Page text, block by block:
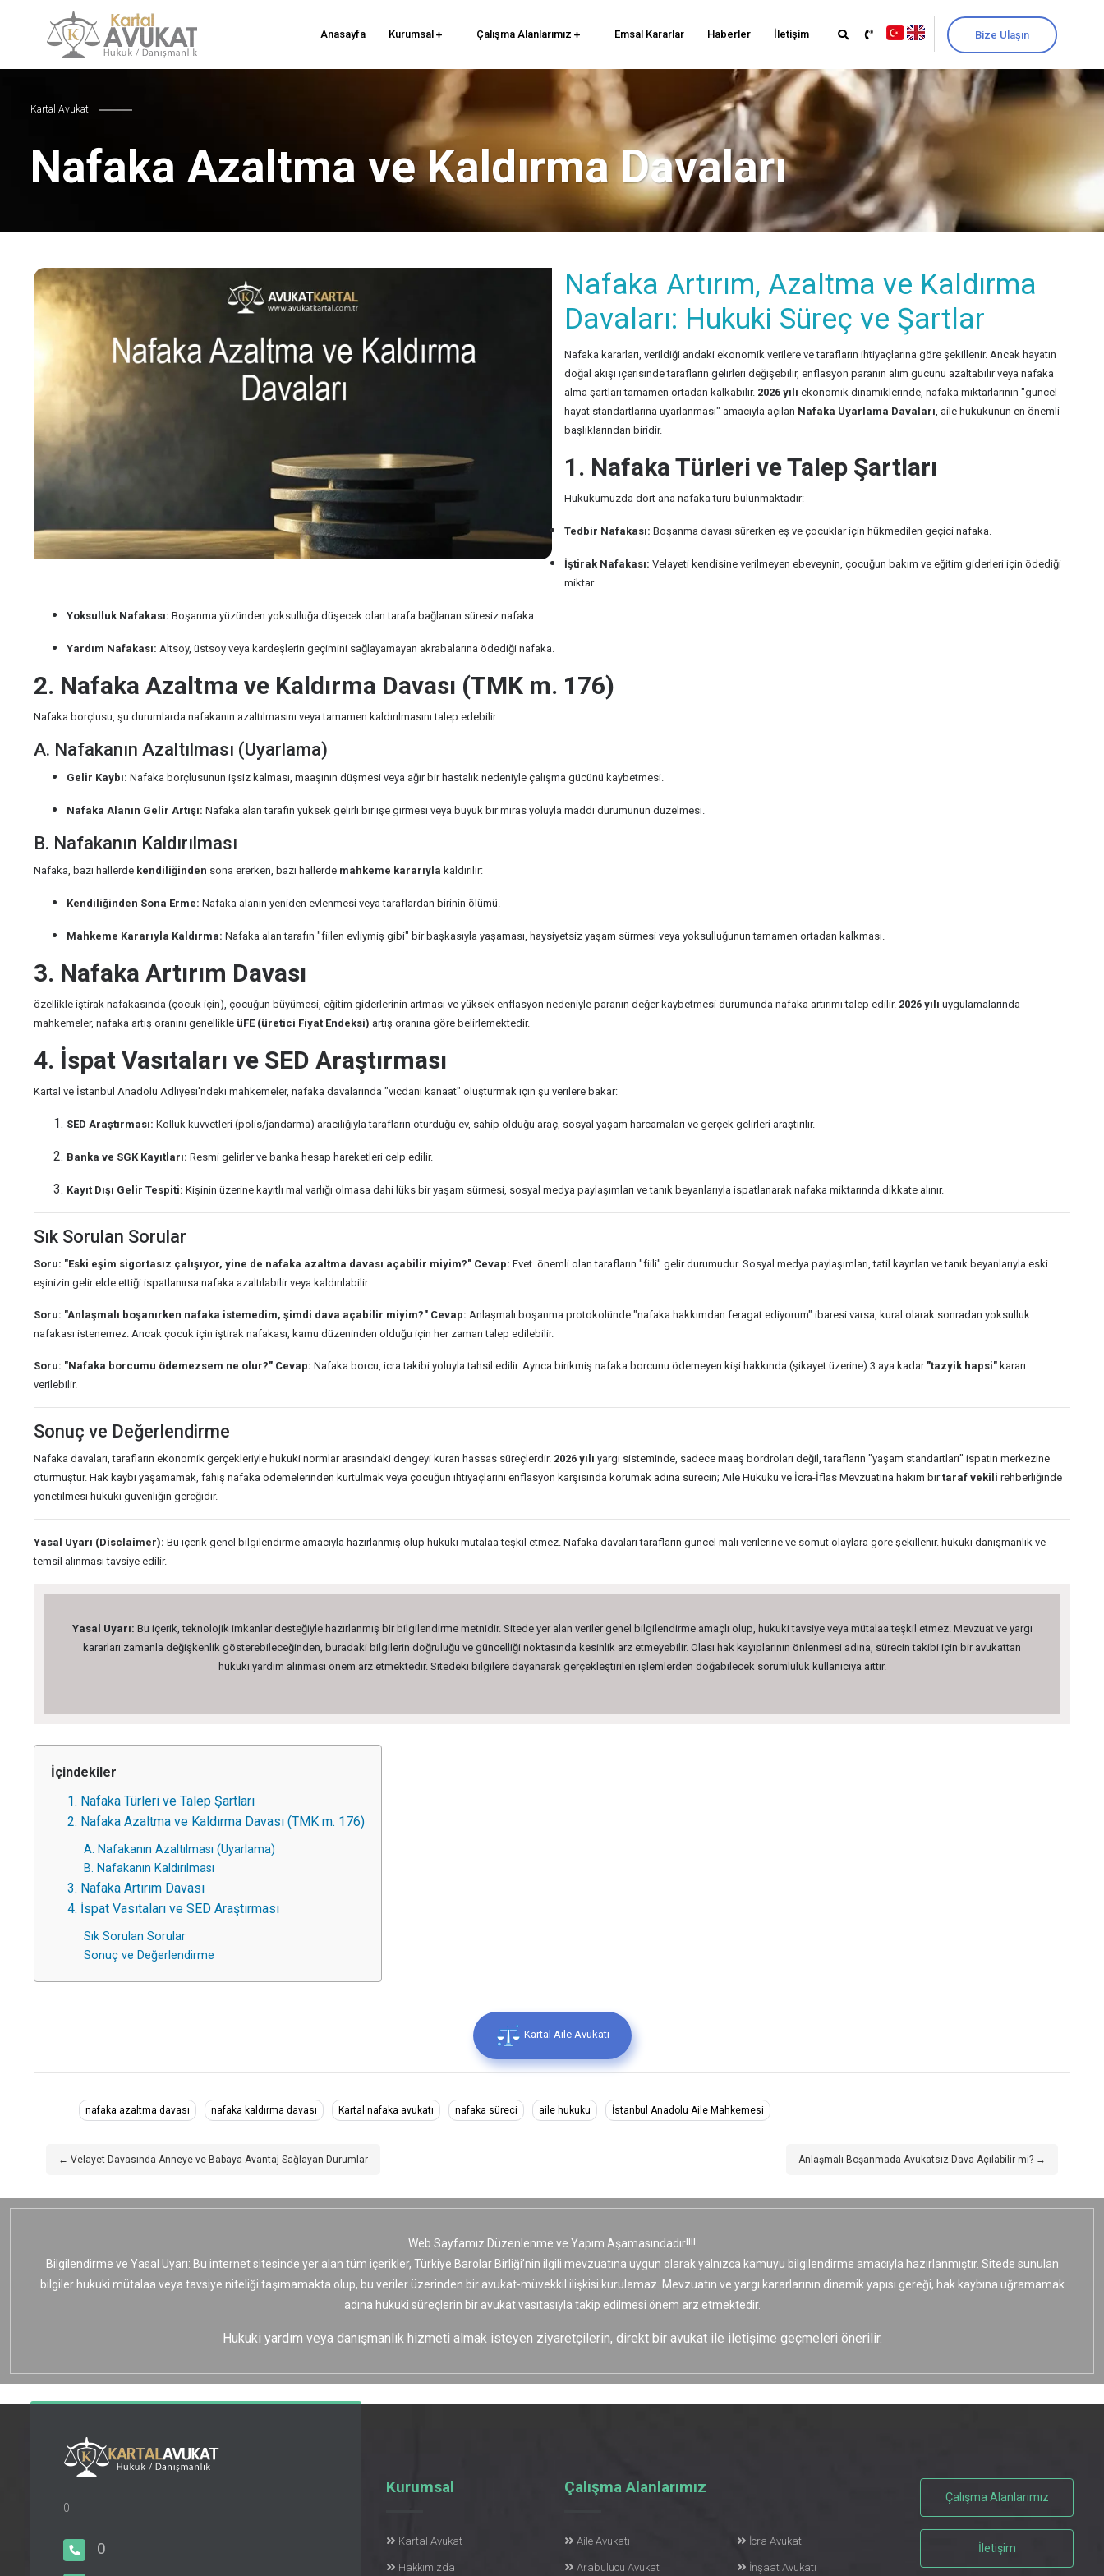
Anasayfa Kurumsal Çalışma Alanlarımız Emsal Kararlar Haberler İletişim Bize Ulaşın
Kartal Avukat
Nafaka Azaltma ve Kaldırma Davaları
Nafaka Artırım, Azaltma ve Kaldırma
Davaları: Hukuki Süreç ve Şartlar
Nafaka kararları, verildiği andaki ekonomik verilere ve tarafların ihtiyaçlarına göre şekillenir. Ancak hayatın
doğal akışı içerisinde tarafların gelirleri değişebilir, enflasyon paranın alım gücünü azaltabilir veya nafaka
alma şartları tamamen ortadan kalkabilir. 2026 yılı ekonomik dinamiklerinde, nafaka miktarlarının "güncel
hayat standartlarına uyarlanması" amacıyla açılan Nafaka Uyarlama Davaları, aile hukukunun en önemli
başlıklarından biridir.
1. Nafaka Türleri ve Talep Şartları
Hukukumuzda dört ana nafaka türü bulunmaktadır:
Tedbir Nafakası: Boşanma davası sürerken eş ve çocuklar için hükmedilen geçici nafaka.
İştirak Nafakası: Velayeti kendisine verilmeyen ebeveynin, çocuğun bakım ve eğitim giderleri için ödediği
miktar.
Yoksulluk Nafakası: Boşanma yüzünden yoksulluğa düşecek olan tarafa bağlanan süresiz nafaka.
Yardım Nafakası: Altsoy, üstsoy veya kardeşlerin geçimini sağlayamayan akrabalarına ödediği nafaka.
2. Nafaka Azaltma ve Kaldırma Davası (TMK m. 176)
Nafaka borçlusu, şu durumlarda nafakanın azaltılmasını veya tamamen kaldırılmasını talep edebilir:
A. Nafakanın Azaltılması (Uyarlama)
Gelir Kaybı: Nafaka borçlusunun işsiz kalması, maaşının düşmesi veya ağır bir hastalık nedeniyle çalışma gücünü kaybetmesi.
Nafaka Alanın Gelir Artışı: Nafaka alan tarafın yüksek gelirli bir işe girmesi veya büyük bir miras yoluyla maddi durumunun düzelmesi.
B. Nafakanın Kaldırılması
Nafaka, bazı hallerde kendiliğinden sona ererken, bazı hallerde mahkeme kararıyla kaldırılır:
Kendiliğinden Sona Erme: Nafaka alanın yeniden evlenmesi veya taraflardan birinin ölümü.
Mahkeme Kararıyla Kaldırma: Nafaka alan tarafın "fiilen evliymiş gibi" bir başkasıyla yaşaması, haysiyetsiz yaşam sürmesi veya yoksulluğunun tamamen ortadan kalkması.
3. Nafaka Artırım Davası
özellikle iştirak nafakasında (çocuk için), çocuğun büyümesi, eğitim giderlerinin artması ve yüksek enflasyon nedeniyle paranın değer kaybetmesi durumunda nafaka artırımı talep edilir. 2026 yılı uygulamalarında
mahkemeler, nafaka artış oranını genellikle üFE (üretici Fiyat Endeksi) artış oranına göre belirlemektedir.
4. İspat Vasıtaları ve SED Araştırması
Kartal ve İstanbul Anadolu Adliyesi'ndeki mahkemeler, nafaka davalarında "vicdani kanaat" oluşturmak için şu verilere bakar:
SED Araştırması: Kolluk kuvvetleri (polis/jandarma) aracılığıyla tarafların oturduğu ev, sahip olduğu araç, sosyal yaşam harcamaları ve gerçek gelirleri araştırılır.
Banka ve SGK Kayıtları: Resmi gelirler ve banka hesap hareketleri celp edilir.
Kayıt Dışı Gelir Tespiti: Kişinin üzerine kayıtlı mal varlığı olmasa dahi lüks bir yaşam sürmesi, sosyal medya paylaşımları ve tanık beyanlarıyla ispatlanarak nafaka miktarında dikkate alınır.
Sık Sorulan Sorular
Soru: "Eski eşim sigortasız çalışıyor, yine de nafaka azaltma davası açabilir miyim?" Cevap: Evet. önemli olan tarafların "fiili" gelir durumudur. Sosyal medya paylaşımları, tatil kayıtları ve tanık beyanlarıyla eski
eşinizin gelir elde ettiği ispatlanırsa nafaka azaltılabilir veya kaldırılabilir.
Soru: "Anlaşmalı boşanırken nafaka istemedim, şimdi dava açabilir miyim?" Cevap: Anlaşmalı boşanma protokolünde "nafaka hakkımdan feragat ediyorum" ibaresi varsa, kural olarak sonradan yoksulluk
nafakası istenemez. Ancak çocuk için iştirak nafakası, kamu düzeninden olduğu için her zaman talep edilebilir.
Soru: "Nafaka borcumu ödemezsem ne olur?" Cevap: Nafaka borcu, icra takibi yoluyla tahsil edilir. Ayrıca birikmiş nafaka borcunu ödemeyen kişi hakkında (şikayet üzerine) 3 aya kadar "tazyik hapsi" kararı
verilebilir.
Sonuç ve Değerlendirme
Nafaka davaları, tarafların ekonomik gerçekleriyle hukuki normlar arasındaki dengeyi kuran hassas süreçlerdir. 2026 yılı yargı sisteminde, sadece maaş bordroları değil, tarafların "yaşam standartları" ispatın merkezine
oturmuştur. Hak kaybı yaşamamak, fahiş nafaka ödemelerinden kurtulmak veya çocuğun ihtiyaçlarını enflasyon karşısında korumak adına sürecin; Aile Hukuku ve İcra-İflas Mevzuatına hakim birtaraf vekili rehberliğinde
yönetilmesi hukuki güvenliğin gereğidir.
Yasal Uyarı (Disclaimer): Bu içerik genel bilgilendirme amacıyla hazırlanmış olup hukuki mütalaa teşkil etmez. Nafaka davaları tarafların güncel mali verilerine ve somut olaylara göre şekillenir. hukuki danışmanlık ve
temsil alınması tavsiye edilir.
Yasal Uyarı: Bu içerik, teknolojik imkanlar desteğiyle hazırlanmış bir bilgilendirme metnidir. Sitede yer alan veriler genel bilgilendirme amaçlı olup, hukuki tavsiye veya mütalaa teşkil etmez. Mevzuat ve yargı
kararları zamanla değişkenlik gösterebileceğinden, buradaki bilgilerin doğruluğu ve güncelliği noktasında kesinlik arz etmeyebilir. Olası hak kayıplarının önlenmesi adına, sürecin takibi için bir avukattan
hukuki yardım alınması önem arz etmektedir. Sitedeki bilgilere dayanarak gerçekleştirilen işlemlerden doğabilecek sorumluluk kullanıcıya aittir.
İçindekiler
1. Nafaka Türleri ve Talep Şartları
2. Nafaka Azaltma ve Kaldırma Davası (TMK m. 176)
A. Nafakanın Azaltılması (Uyarlama)
B. Nafakanın Kaldırılması
3. Nafaka Artırım Davası
4. İspat Vasıtaları ve SED Araştırması
Sık Sorulan Sorular
Sonuç ve Değerlendirme
Kartal Aile Avukatı
nafaka azaltma davası nafaka kaldırma davası Kartal nafaka avukatı nafaka süreci aile hukuku İstanbul Anadolu Aile Mahkemesi
← Velayet Davasında Anneye ve Babaya Avantaj Sağlayan Durumlar Anlaşmalı Boşanmada Avukatsız Dava Açılabilir mi? →
Web Sayfamız Düzenlenme ve Yapım Aşamasındadır!!!!
Bilgilendirme ve Yasal Uyarı: Bu internet sitesinde yer alan tüm içerikler, Türkiye Barolar Birliği’nin ilgili mevzuatına uygun olarak yalnızca kamuyu bilgilendirme amacıyla hazırlanmıştır. Sitede sunulan
bilgiler hukuki mütalaa veya tavsiye niteliği taşımamakta olup, bu veriler üzerinden bir avukat-müvekkil ilişkisi kurulamaz. Mevzuatın ve yargı kararlarının dinamik yapısı gereği, hak kaybına uğramamak
adına hukuki süreçlerin bir avukat vasıtasıyla takip edilmesi önem arz etmektedir.
Hukuki yardım veya danışmanlık hizmeti almak isteyen ziyaretçilerin, direkt bir avukat ile iletişime geçmeleri önerilir.
0
0
Kurumsal
Kartal Avukat
Hakkımızda
Çalışma Alanlarımız
Aile Avukatı
Arabulucu Avukat
İcra Avukatı
İnşaat Avukatı
Çalışma Alanlarımız
İletişim